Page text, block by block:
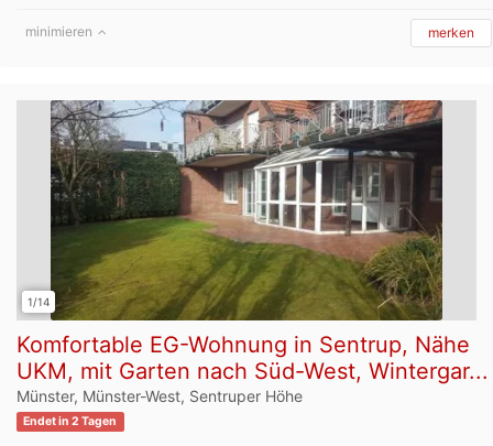
minimieren merken
1/14
Komfortable EG-Wohnung in Sentrup, Nähe
UKM, mit Garten nach Süd-West, Wintergar...
Münster, Münster-West, Sentruper Höhe
Endet in 2 Tagen